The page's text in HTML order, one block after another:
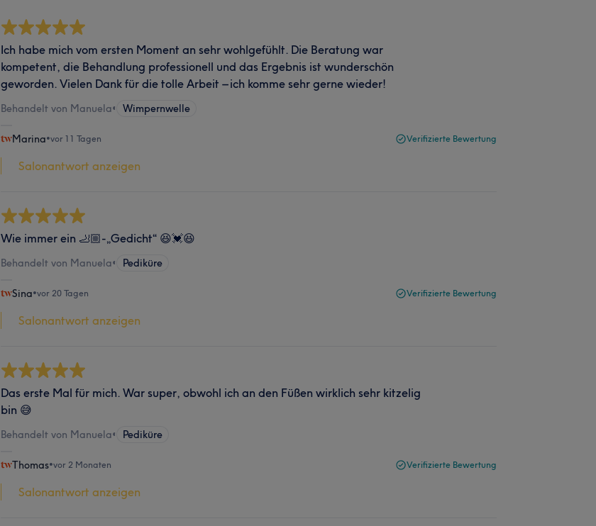
Ich habe mich vom ersten Moment an sehr wohlgefühlt. Die Beratung war
kompetent, die Behandlung professionell und das Ergebnis ist wunderschön
geworden. Vielen Dank für die tolle Arbeit – ich komme sehr gerne wieder!
Behandelt von Manuela• Wimpernwelle
Marina•vor 11 Tagen Verifizierte Bewertung
Salonantwort anzeigen
Wie immer ein 🦶🏼-„Gedicht“ 😆💓😆
Behandelt von Manuela• Pediküre
Sina•vor 20 Tagen Verifizierte Bewertung
Salonantwort anzeigen
Das erste Mal für mich. War super, obwohl ich an den Füßen wirklich sehr kitzelig
bin 😅
Behandelt von Manuela• Pediküre
Thomas•vor 2 Monaten Verifizierte Bewertung
Salonantwort anzeigen